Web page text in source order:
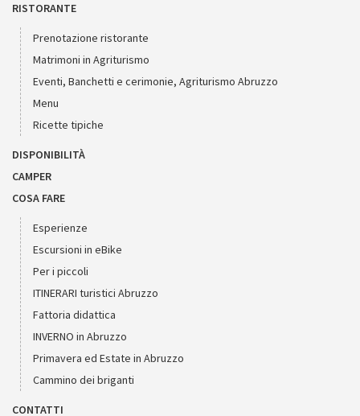
RISTORANTE
Prenotazione ristorante
Matrimoni in Agriturismo
Eventi, Banchetti e cerimonie, Agriturismo Abruzzo
Menu
Ricette tipiche
DISPONIBILITÀ
CAMPER
COSA FARE
Esperienze
Escursioni in eBike
Per i piccoli
ITINERARI turistici Abruzzo
Fattoria didattica
INVERNO in Abruzzo
Primavera ed Estate in Abruzzo
Cammino dei briganti
CONTATTI